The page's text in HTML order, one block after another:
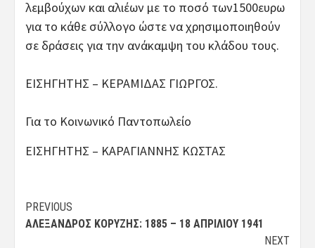
λεμβούχων και αλιέων με το ποσό των1500ευρω
για το κάθε σύλλογο ώστε να χρησιμοποιηθούν
σε δράσεις για την ανάκαμψη του κλάδου τους.
ΕΙΣΗΓΗΤΗΣ – ΚΕΡΑΜΙΔΑΣ ΓΙΩΡΓΟΣ.
Για το Κοινωνικό Παντοπωλείο
ΕΙΣΗΓΗΤΗΣ – ΚΑΡΑΓΙΑΝΝΗΣ ΚΩΣΤΑΣ
Post
navigation
PREVIOUS
ΑΛΈΞΑΝΔΡΟΣ ΚΟΡΥΖΉΣ: 1885 – 18 ΑΠΡΙΛΊΟΥ 1941
NEXT